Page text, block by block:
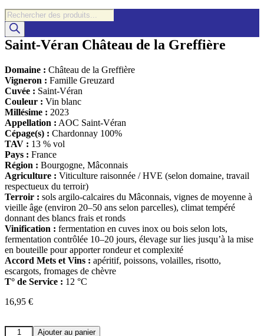
Recherche
de
produits
Saint-Véran Château de la Greffière
Domaine : Château de la Greffière
Vigneron : Famille Greuzard
Cuvée : Saint-Véran
Couleur : Vin blanc
Millésime : 2023
Appellation : AOC Saint-Véran
Cépage(s) : Chardonnay 100%
TAV : 13 % vol
Pays : France
Région : Bourgogne, Mâconnais
Agriculture : Viticulture raisonnée / HVE (selon domaine, travail
respectueux du terroir)
Terroir : sols argilo-calcaires du Mâconnais, vignes de moyenne à
vieille âge (environ 20–50 ans selon parcelles), climat tempéré
donnant des blancs frais et ronds
Vinification : fermentation en cuves inox ou bois selon lots,
fermentation contrôlée 10–20 jours, élevage sur lies jusqu’à la mise
en bouteille pour apporter rondeur et complexité
Accord Mets et Vins : apéritif, poissons, volailles, risotto,
escargots, fromages de chèvre
T° de Service : 12 °C
16,95 €
quantité Ajouter au panier